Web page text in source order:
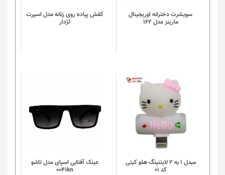
سویشرت دخترانه اوریجینال
مارینز مدل 162
کفش پیاده روی زنانه مدل اسپرت
لژدار
گزینه
ها
مبدل 1 به 2 لایتنینگ هلو کیتی
کد 01
عینک آفتابی اسپای مدل تاشو
0041kn